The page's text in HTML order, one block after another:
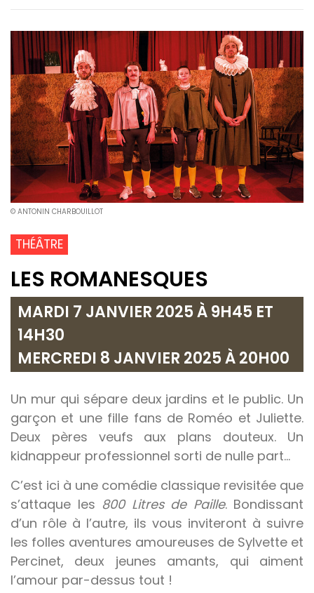
© ANTONIN CHARBOUILLOT
THÉÂTRE
LES ROMANESQUES
MARDI 7 JANVIER 2025 À 9H45 ET
14H30
MERCREDI 8 JANVIER 2025 À 20H00
Un mur qui sépare deux jardins et le public. Un
garçon et une fille fans de Roméo et Juliette.
Deux pères veufs aux plans douteux. Un
kidnappeur professionnel sorti de nulle part…
C’est ici à une comédie classique revisitée que
s’attaque les 800 Litres de Paille. Bondissant
d’un rôle à l’autre, ils vous inviteront à suivre
les folles aventures amoureuses de Sylvette et
Percinet, deux jeunes amants, qui aiment
l’amour par-dessus tout !